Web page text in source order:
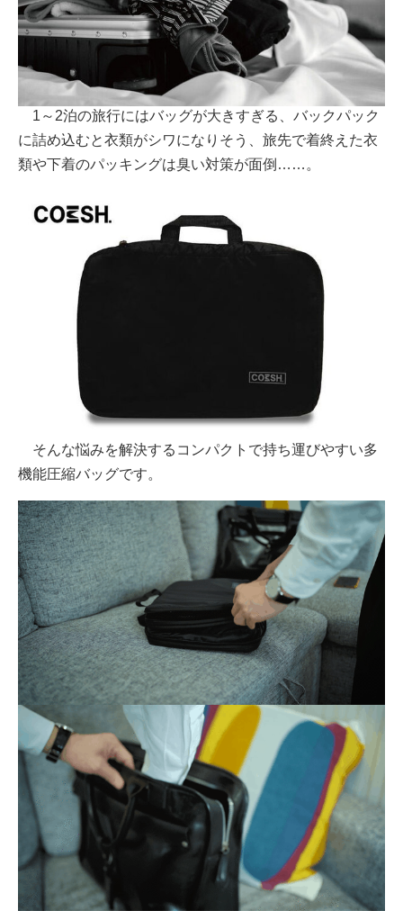
1～2泊の旅行にはバッグが大きすぎる、バックパック
に詰め込むと衣類がシワになりそう、旅先で着終えた衣
類や下着のパッキングは臭い対策が面倒……。
そんな悩みを解決するコンパクトで持ち運びやすい多
機能圧縮バッグです。